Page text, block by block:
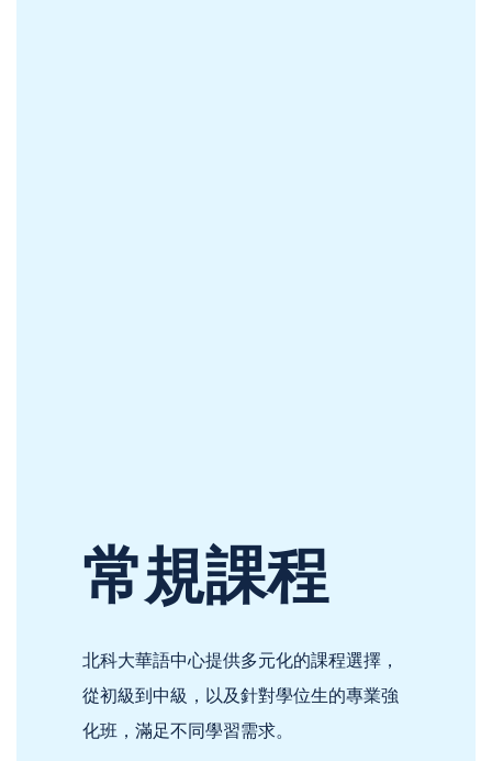
常規課程
北科大華語中心提供多元化的課程選擇，
從初級到中級，以及針對學位生的專業強
化班，滿足不同學習需求。